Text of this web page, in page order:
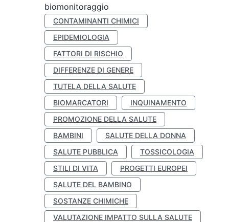
biomonitoraggio
CONTAMINANTI CHIMICI
EPIDEMIOLOGIA
FATTORI DI RISCHIO
DIFFERENZE DI GENERE
TUTELA DELLA SALUTE
BIOMARCATORI
INQUINAMENTO
PROMOZIONE DELLA SALUTE
BAMBINI
SALUTE DELLA DONNA
SALUTE PUBBLICA
TOSSICOLOGIA
STILI DI VITA
PROGETTI EUROPEI
SALUTE DEL BAMBINO
SOSTANZE CHIMICHE
VALUTAZIONE IMPATTO SULLA SALUTE